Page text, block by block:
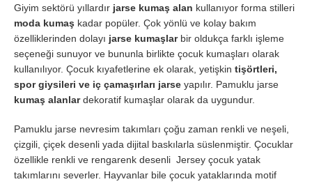
Giyim sektörü yıllardır jarse kumaş alan kullanıyor forma stilleri
moda kumaş kadar popüler. Çok yönlü ve kolay bakım
özelliklerinden dolayı jarse kumaşlarbir oldukça farklı işleme
seçeneği sunuyor ve bununla birlikte çocuk kumaşları olarak
kullanılıyor. Çocuk kıyafetlerine ek olarak, yetişkin tişörtleri,
spor giysileri ve iç çamaşırları jarse yapılır. Pamuklu jarse
kumaş alanlardekoratif kumaşlar olarak da uygundur.
Pamuklu jarse nevresim takımları çoğu zaman renkli ve neşeli,
çizgili, çiçek desenli yada dijital baskılarla süslenmiştir. Çocuklar
özellikle renkli ve rengarenk desenli Jersey çocuk yatak
takımlarını severler. Hayvanlar bile çocuk yataklarında motif